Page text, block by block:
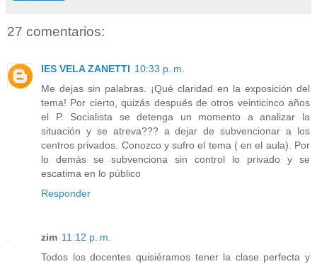
27 comentarios:
IES VELA ZANETTI 10:33 p. m.
Me dejas sin palabras. ¡Qué claridad en la exposición del
tema! Por cierto, quizás después de otros veinticinco años
el P. Socialista se detenga un momento a analizar la
situación y se atreva??? a dejar de subvencionar a los
centros privados. Conozco y sufro el tema ( en el aula). Por
lo demás se subvenciona sin control lo privado y se
escatima en lo público
Responder
zim 11:12 p. m.
Todos los docentes quisiéramos tener la clase perfecta y